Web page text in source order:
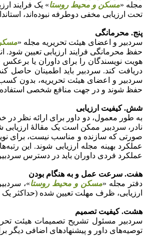
مجله «مسکن و محیط روستا» یک فرایند
تحت ارزیابی مخفی دوطرفه نبوده‌اند،
پنج. محرمانگی
سردبیر و اعضای هیئت تحریریه مجله «
حفظ محرمانگی فرایند ارزیابی تعیین
هویت نویسندگان را برای داوران یا
دریافت کند. سردبیر باید اطمینان حاصل
سردبیر و اعضای هیئت تحریریه، بدون
حفظ شوند و در جهت منافع شخصی استفاده
شش. کیفیت ارزیابی
به طور معمول، دو داور برای ارائه نظر
نادر، سردبیر ممکن است یک مقالۀ ارزیابی
صورتی که سازنده و مناسب نیست، برای
عملکرد بهینه مجله ارزیابی شوند. این
عملکرد فردی داوران باید در دسترس
هفت. سرعت عمل و به هنگام بودن
دفتر مجله «مسکن و محیط روستا»،
ارزیابی، ظرف مهلت تعیین شده (حداکثر یک
هشت. کیفیت تصمیم
سردبیر مسئول تشریح تصمیمات هیئت
توصیه‌های داور و پیشنهادهای اضافی دیگر